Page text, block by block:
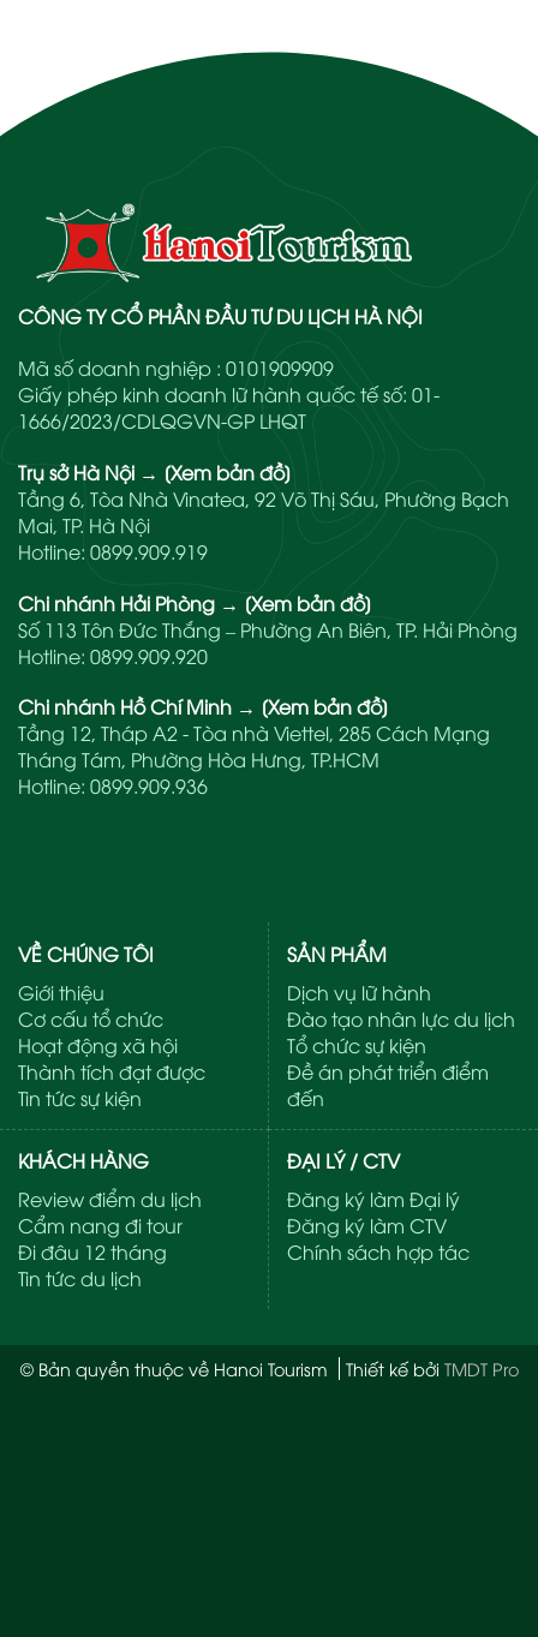
CÔNG TY CỔ PHẦN ĐẦU TƯ DU LỊCH HÀ NỘI
Mã số doanh nghiệp : 0101909909
Giấy phép kinh doanh lữ hành quốc tế số: 01-
1666/2023/CDLQGVN-GP LHQT
Trụ sở Hà Nội → [Xem bản đồ]
Tầng 6, Tòa Nhà Vinatea, 92 Võ Thị Sáu, Phường Bạch
Mai, TP. Hà Nội
Hotline: 0899.909.919
Chi nhánh Hải Phòng → [Xem bản đồ]
Số 113 Tôn Đức Thắng – Phường An Biên, TP. Hải Phòng
Hotline: 0899.909.920
Chi nhánh Hồ Chí Minh → [Xem bản đồ]
Tầng 12, Tháp A2 - Tòa nhà Viettel, 285 Cách Mạng
Tháng Tám, Phường Hòa Hưng, TP.HCM
Hotline: 0899.909.936
VỀ CHÚNG TÔI
Giới thiệu
Cơ cấu tổ chức
Hoạt động xã hội
Thành tích đạt được
Tin tức sự kiện
SẢN PHẨM
Dịch vụ lữ hành
Đào tạo nhân lực du lịch
Tổ chức sự kiện
Đề án phát triển điểm
đến
KHÁCH HÀNG
Review điểm du lịch
Cẩm nang đi tour
Đi đâu 12 tháng
Tin tức du lịch
ĐẠI LÝ / CTV
Đăng ký làm Đại lý
Đăng ký làm CTV
Chính sách hợp tác
© Bản quyền thuộc về Hanoi Tourism Thiết kế bởi TMDT Pro